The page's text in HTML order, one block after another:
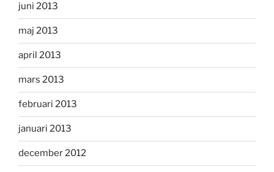
juni 2013
maj 2013
april 2013
mars 2013
februari 2013
januari 2013
december 2012